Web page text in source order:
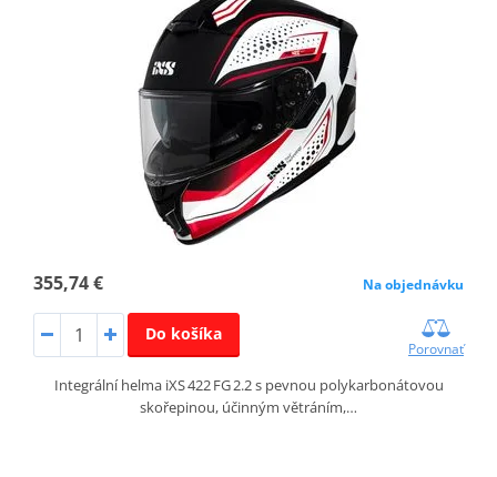
355,74 € Na objednávku
Do košíka
Porovnať
Integrální helma iXS 422 FG 2.2 s pevnou polykarbonátovou
skořepinou, účinným větráním,…